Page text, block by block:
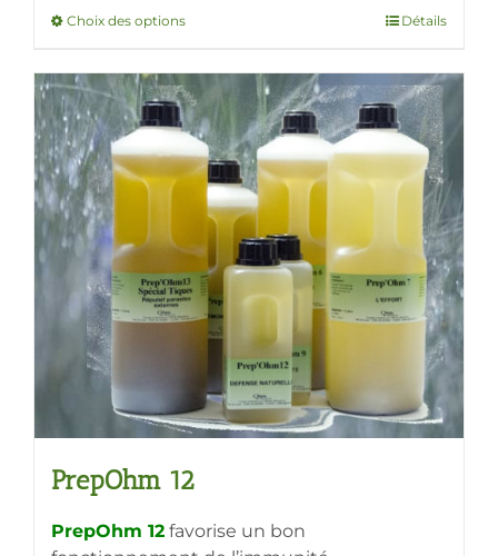
89,80€
Choix des optionsCe
a
plusieurs
variations.
Les
options
peuvent
être
choisies
sur
la
page
produit
Détails
PrepOhm 12
PrepOhm 12 favorise un bon